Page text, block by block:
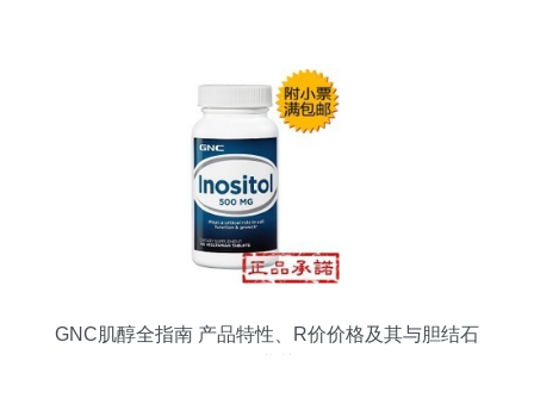
GNC肌醇全指南 产品特性、R价价格及其与胆结石